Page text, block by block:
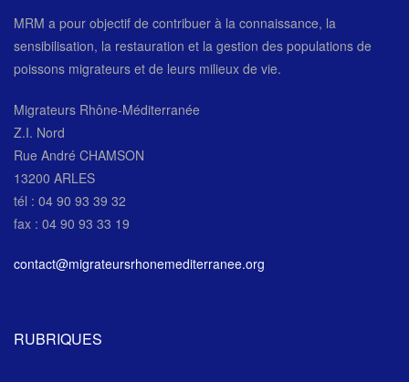
MRM a pour objectif de contribuer à la connaissance, la
sensibilisation, la restauration et la gestion des populations de
poissons migrateurs et de leurs milieux de vie.
Migrateurs Rhône-Méditerranée
Z.I. Nord
Rue André CHAMSON
13200 ARLES
tél : 04 90 93 39 32
fax : 04 90 93 33 19
contact@migrateursrhonemediterranee.org
RUBRIQUES